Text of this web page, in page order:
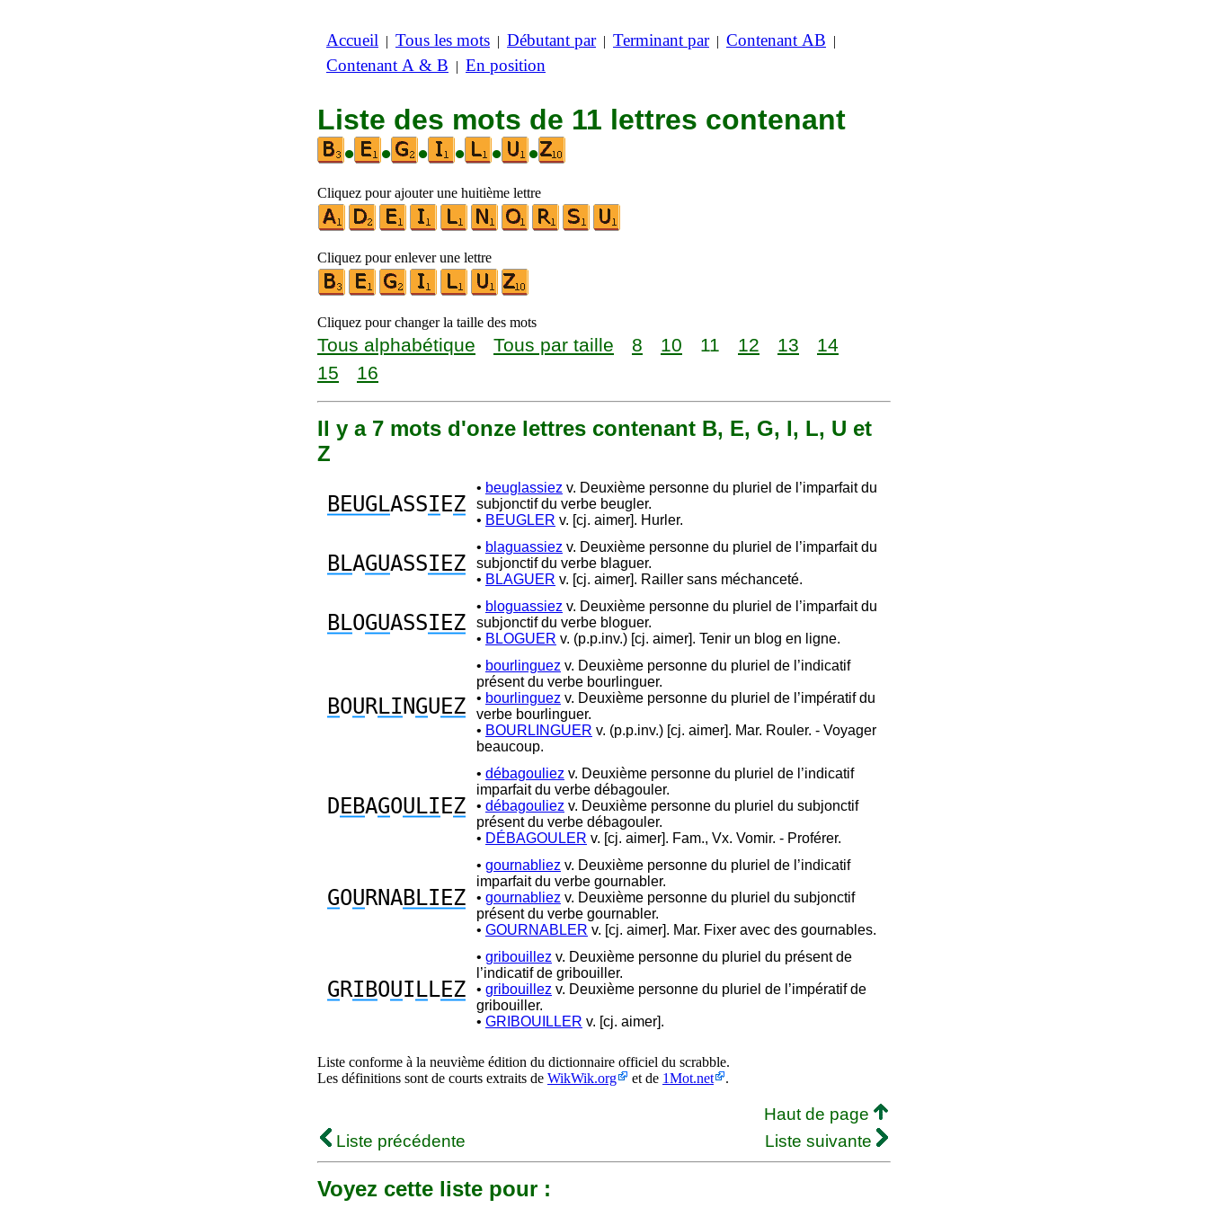
Accueil | Tous les mots | Débutant par| Terminant par| Contenant AB |
Contenant A & B | En position
Liste des mots de 11 lettres contenant
•
• • • • •
Cliquez pour ajouter une huitième lettre
Cliquez pour enlever une lettre
Cliquez pour changer la taille des mots
Tous alphabétique Tous par taille 8 10 11 12 13
14
15
16
Il y a 7 mots d'onze lettres contenant B, E, G, I, L, U et
Z
BEUGLASSI EZ
• beuglassiez v. Deuxième personne du pluriel de l’imparfait du
subjonctif du verbe beugler.
• BEUGLER v. [cj. aimer]. Hurler.
BLAGUASSIEZ
• blaguassiez v. Deuxième personne du pluriel de l’imparfait du
subjonctif du verbe blaguer.
• BLAGUER v. [cj. aimer]. Railler sans méchanceté.
BLOGUASSIEZ
• bloguassiez v. Deuxième personne du pluriel de l’imparfait du
subjonctif du verbe bloguer.
• BLOGUER v. (p.p.inv.) [cj. aimer]. Tenir un blog en ligne.
BOURLI NGUEZ
• bourlinguez v. Deuxième personne du pluriel de l’indicatif
présent du verbe bourlinguer.
• bourlinguez v. Deuxième personne du pluriel de l’impératif du
verbe bourlinguer.
• BOURLINGUER v. (p.p.inv.) [cj. aimer]. Mar. Rouler. - Voyager
beaucoup.
DEBAGOULI EZ
• débagouliez v. Deuxième personne du pluriel de l’indicatif
imparfait du verbe débagouler.
• débagouliez v. Deuxième personne du pluriel du subjonctif
présent du verbe débagouler.
• DÉBAGOULER v. [cj. aimer]. Fam., Vx. Vomir. - Proférer.
GOURNABLIEZ
• gournabliez v. Deuxième personne du pluriel de l’indicatif
imparfait du verbe gournabler.
• gournabliez v. Deuxième personne du pluriel du subjonctif
présent du verbe gournabler.
• GOURNABLER v. [cj. aimer]. Mar. Fixer avec des gournables.
GRIBOUI LLEZ
• gribouillez v. Deuxième personne du pluriel du présent de
l’indicatif de gribouiller.
• gribouillez v. Deuxième personne du pluriel de l’impératif de
gribouiller.
• GRIBOUILLER v. [cj. aimer].
Liste conforme à la neuvième édition du dictionnaire officiel du scrabble.
Les définitions sont de courts extraits de WikWik.org et de 1Mot.net .
Haut de page
Liste précédente
Liste suivante
Voyez cette liste pour :